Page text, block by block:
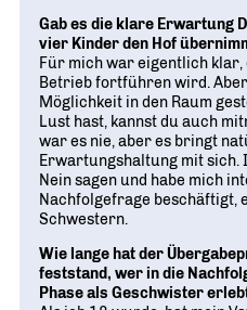
Gab es die klare Erwartung
vier Kinder den Hof
Für mich war eigentlich klar,
Betrieb fortführen wird.
Möglichkeit in den Raum
Lust hast, kannst du auch
war es nie, aber es bringt
Erwartungshaltung mit
Nein sagen und habe mich
Nachfolgefrage beschäftigt,
Schwestern.
Wie lange hat der
feststand, wer in die
Phase als Geschwister